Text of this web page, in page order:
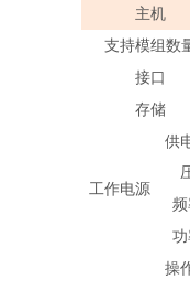
主机
支持模组数
接口
存储
工作电源
供
操